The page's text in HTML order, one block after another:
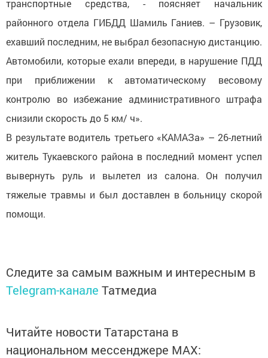
транспортные средства, - поясняет начальник
районного отдела ГИБДД Шамиль Ганиев. – Грузовик,
ехавший последним, не выбрал безопасную дистанцию.
Автомобили, которые ехали впереди, в нарушение ПДД
при приближении к автоматическому весовому
контролю во избежание административного штрафа
снизили скорость до 5 км/ ч».
В результате водитель третьего «КАМАЗа» – 26-летний
житель Тукаевского района в последний момент успел
вывернуть руль и вылетел из салона. Он получил
тяжелые травмы и был доставлен в больницу скорой
помощи.
Следите за самым важным и интересным в
Telegram-канале Татмедиа
Читайте новости Татарстана в
национальном мессенджере MАХ: